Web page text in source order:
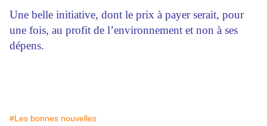
Une belle initiative, dont le prix à payer serait, pour
une fois, au profit de l’environnement et non à ses
dépens.
#Les bonnes nouvelles